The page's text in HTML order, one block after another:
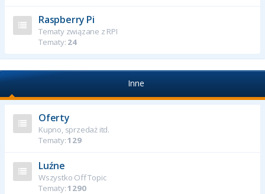
Raspberry Pi
Tematy związane z RPI
Tematy: 24
Inne
Oferty
Kupno, sprzedaż itd.
Tematy:129
Luźne
Wszystko Off Topic
Tematy:1290